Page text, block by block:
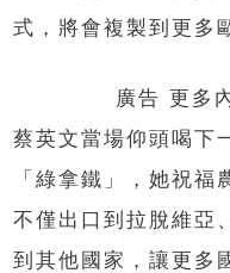
式，將會複製到更多
廣告 更多
蔡英文當場仰頭喝下
「綠拿鐵」，她祝
不僅出口到拉脫維亞
到其他國家，讓更多